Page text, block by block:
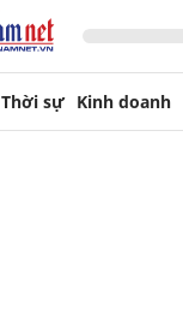
Thời sự Kinh doanh